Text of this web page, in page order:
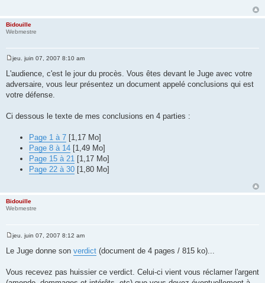
Bidouille
Webmestre
M
s
s
a
g
jeu. juin 07, 2007 8:10 am
L'audience, c'est le jour du procès. Vous êtes devant le Juge avec votre
adversaire, vous leur présentez un document appelé conclusions qui est
votre défense.
Ci dessous le texte de mes conclusions en 4 parties :
Page 1 à 7 [1,17 Mo]
Page 8 à 14 [1,49 Mo]
Page 15 à 21 [1,17 Mo]
Page 22 à 30 [1,80 Mo]
Bidouille
Webmestre
M
s
g
jeu. juin 07, 2007 8:12 am
Le Juge donne son verdict (document de 4 pages / 815 ko)...
Vous recevez pas huissier ce verdict. Celui-ci vient vous réclamer l'argent